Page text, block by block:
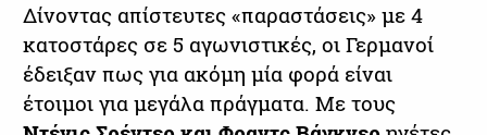
Δίνοντας απίστευτες «παραστάσεις» με 4
κατοστάρες σε 5 αγωνιστικές, οι Γερμανοί
έδειξαν πως για ακόμη μία φορά είναι
έτοιμοι για μεγάλα πράγματα. Με τους